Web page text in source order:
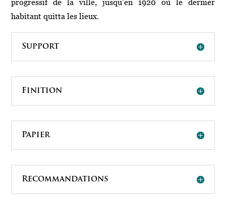
habitant quitta les lieux.
Support
Finition
Papier
Recommandations